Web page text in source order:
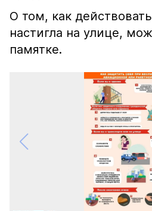
О том, как
настигла на улице,
памятке.